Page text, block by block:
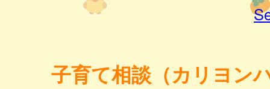
子育て相談（カリヨン